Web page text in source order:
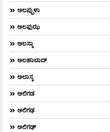
ಅಲಪ್ಪುಳಾ
ಅಲಫುಝ
ಅಲಸ್ಕಾ
ಅಲಹಾಬಾದ್
ಅಲಾಸ್ಕ
ಅಲಿಗಡ
ಅಲಿಗಢ
ಅಲಿಗಢ್